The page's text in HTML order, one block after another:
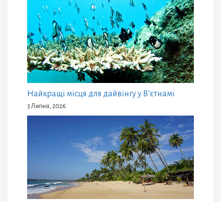
Найкращі місця для дайвінгу у В’єтнамі
3 Липня, 2026